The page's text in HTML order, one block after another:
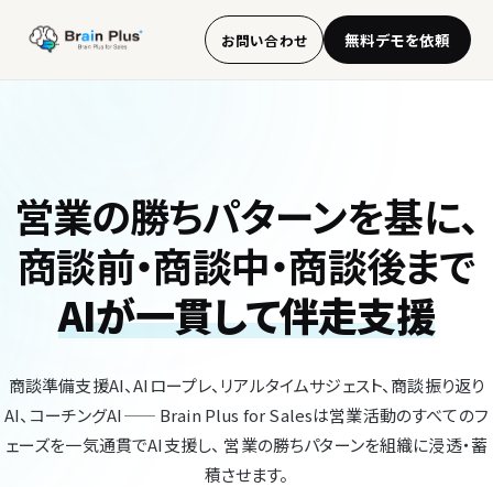
お問い合わせ 無料デモを依頼
営業の勝ちパターンを基に、
商談前・商談中・商談後まで
AIが一貫して伴走支援
商談準備支援AI、AIロープレ、リアルタイムサジェスト、商談振り返り
AI、コーチングAI—— Brain Plus for Salesは営業活動のすべてのフ
ェーズを一気通貫でAI支援し、 営業の勝ちパターンを組織に浸透・蓄
積させます。